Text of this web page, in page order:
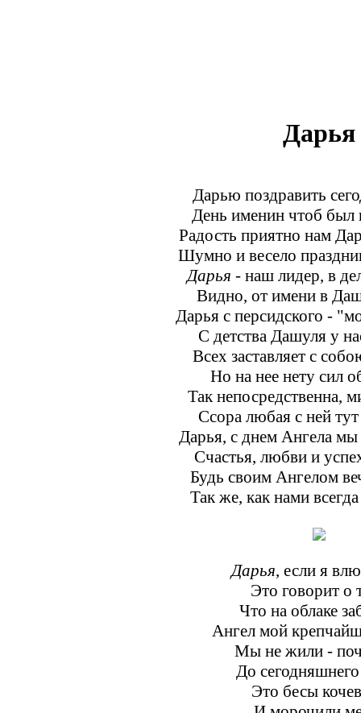
Дарья
Дарью поздравить
День именин чтоб был
Радость приятно нам
Шумно и весело
Дарья - наш лидер, в
Видно, от имени в
Дарья с персидского -
С детства Дашуля у
Всех заставляет с
Но на нее нету сил
Так непосредственна,
Ссора любая с ней
Дарья, с днем Ангела мы
Счастья, любви и
Будь своим Ангелом
Так же, как нами
Дарья, если я
Это говорит о
Что на облаке
Ангел мой
Мы не жили -
До
Это бесы